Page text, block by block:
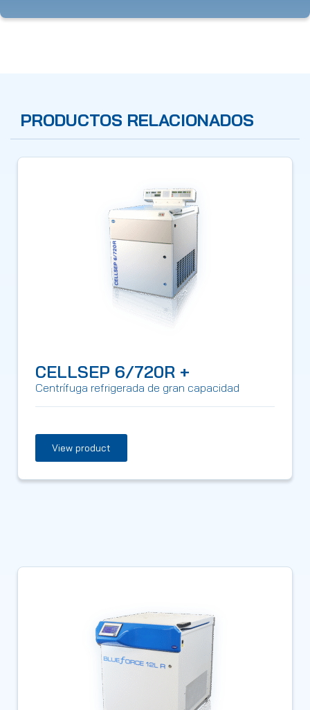
PRODUCTOS RELACIONADOS
CELLSEP 6/720R +
Centrífuga refrigerada de gran capacidad
View product